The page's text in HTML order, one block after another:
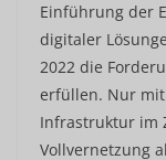
Einführung der
digitaler
2022 die
erfüllen. Nur
Infrastruktur im
Vollvernetzung